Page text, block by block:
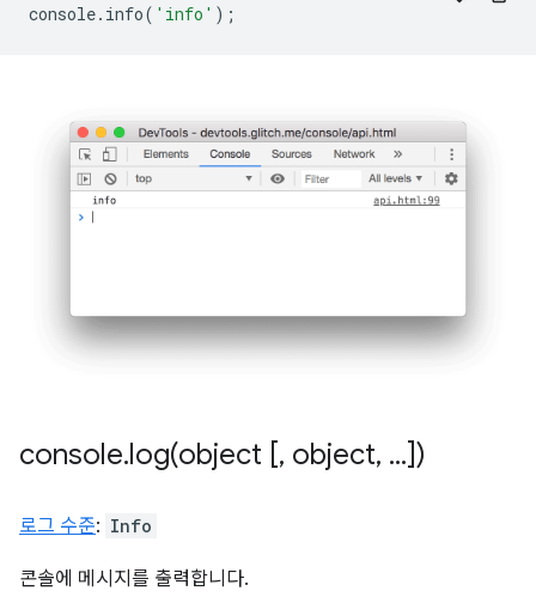
console. info( 'info' );
console.log(object [, object, ...])
로그 수준: Info
콘솔에 메시지를 출력합니다.